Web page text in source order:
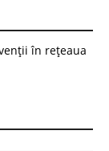
în rețeaua